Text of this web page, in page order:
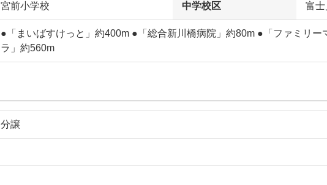
宮前小学校 中学校区 富士
●「まいばすけっと」約400m ●「総合新川橋病院」約80m ●「ファミリー
ラ」約560m
分譲